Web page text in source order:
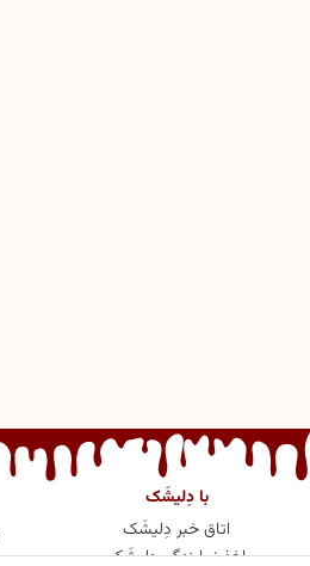
با دِلیشَک
اتاق خبر دِلیشَک
اخذ نمایندگی دِلیشَک